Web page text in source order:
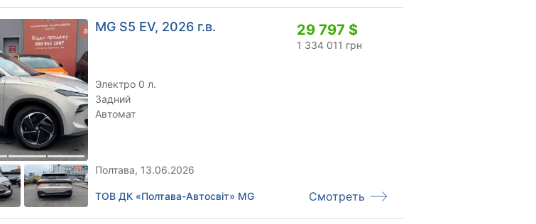
MG S5 EV, 2026 г.в. 29 797 $
1 334 011 грн
Электро 0 л.
Задний
Автомат
Полтава, 13.06.2026
ТОВ ДК «Полтава-Автосвіт» MG Смотреть